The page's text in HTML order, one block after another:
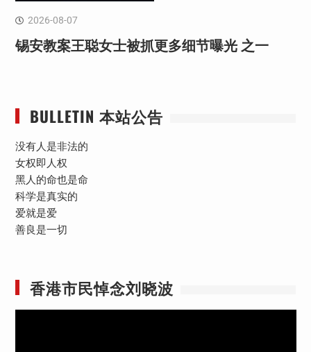
2026-08-07
锡安教案王聪女士被抓更多细节曝光 之一
BULLETIN 本站公告
没有人是非法的
女权即人权
黑人的命也是命
科学是真实的
爱就是爱
善良是一切
香港市民悼念刘晓波